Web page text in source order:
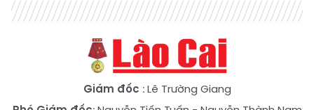
Giám đốc : Lê Trường Giang